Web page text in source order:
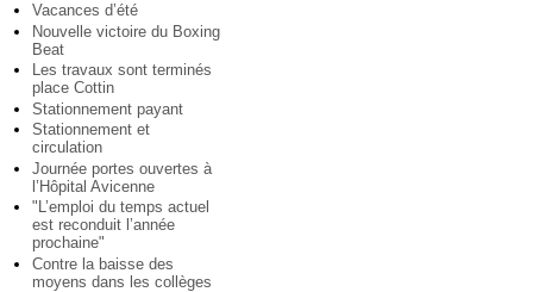
Vacances d’été
Nouvelle victoire du Boxing
Beat
Les travaux sont terminés
place Cottin
Stationnement payant
Stationnement et
circulation
Journée portes ouvertes à
l’Hôpital Avicenne
"L’emploi du temps actuel
est reconduit l’année
prochaine"
Contre la baisse des
moyens dans les collèges